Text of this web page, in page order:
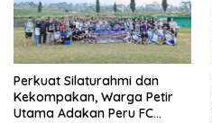
Perkuat Silaturahmi dan
Kekompakan, Warga Petir
Utama Adakan Peru FC